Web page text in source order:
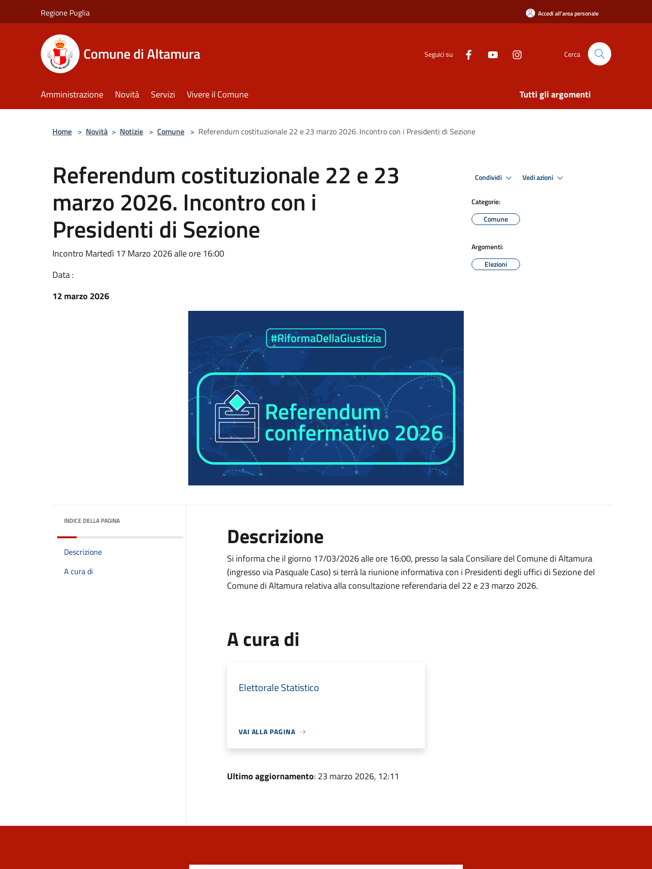
Regione Puglia Accedi all'area personale
Comune di Altamura Seguici su Cerca
Amministrazione Novità Servizi Vivere il Comune Tutti gli argomenti
Home > Novità > Notizie > Comune > Referendum costituzionale 22 e 23 marzo 2026. Incontro con i Presidenti di Sezione
Referendum costituzionale 22 e 23
marzo 2026. Incontro con i
Presidenti di Sezione
Incontro Martedì 17 Marzo 2026 alle ore 16:00
Data :
12 marzo 2026
Condividi Vedi azioni
Categorie:
Comune
Argomenti:
Elezioni
INDICE DELLA PAGINA
Descrizione
A cura di
Descrizione
Si informa che il giorno 17/03/2026 alle ore 16:00, presso la sala Consiliare del Comune di Altamura
(ingresso via Pasquale Caso) si terrà la riunione informativa con i Presidenti degli uffici di Sezione del
Comune di Altamura relativa alla consultazione referendaria del 22 e 23 marzo 2026.
A cura di
Elettorale Statistico
VAI ALLA PAGINA
Ultimo aggiornamento: 23 marzo 2026, 12:11